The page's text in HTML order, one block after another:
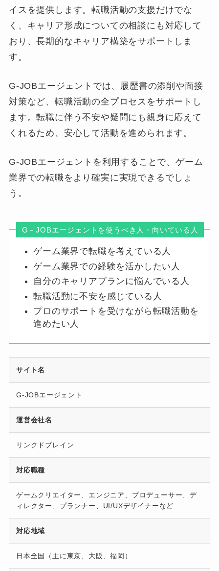
イスを提供します。転職活動の支援だけでな
く、キャリア形成についての相談にも対応して
おり、長期的なキャリア構築をサポートしま
す。
G-JOBエージェントでは、履歴書の添削や面接
対策など、転職活動の全プロセスをサポートし
ます。転職に伴う不安や疑問にも親身に応えて
くれるため、安心して活動を進められます。
G-JOBエージェントを利用することで、ゲーム
業界での転職をより確実に実現できるでしょ
う。
G－JOBエージェントを使うべき人・向いている人
ゲーム業界で転職を考えている人
ゲーム業界での経験を活かしたい人
自分のキャリアプランに悩んでいる人
転職活動に不安を感じている人
プロのサポートを受けながら転職活動を
進めたい人
サイト名
G-JOBエージェント
運営会社名
リンクドブレイン
対応職種
ゲームクリエイター、エンジニア、プロデューサー、デ
ィレクター、プランナー、UI/UXデザイナーなど
対応地域
日本全国（主に東京、大阪、福岡）